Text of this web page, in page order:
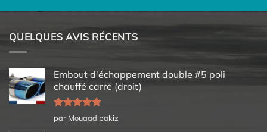
QUELQUES AVIS RÉCENTS
Embout d'échappement double #5 poli
chauffé carré (droit)
Note5sur
5
par Mouaad bakiz